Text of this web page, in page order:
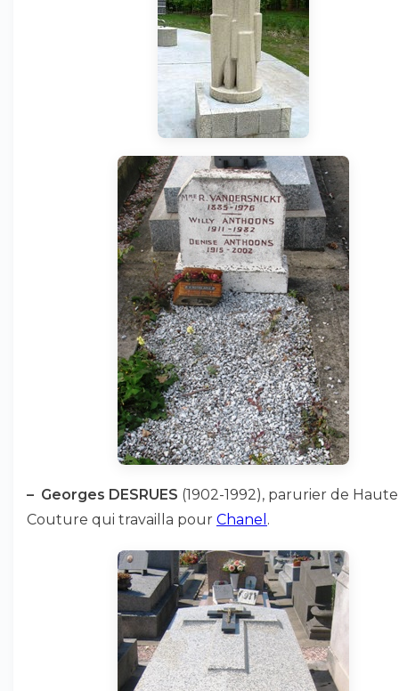
– Georges DESRUES (1902-1992), parurier de Haute
Couture qui travailla pour Chanel .